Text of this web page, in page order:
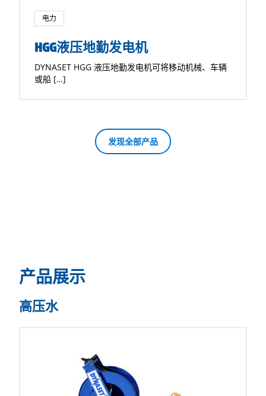
电力
HGG液压地勤发电机
DYNASET HGG 液压地勤发电机可将移动机械、车辆
或船 […]
发现全部产品
产品展示
高压水